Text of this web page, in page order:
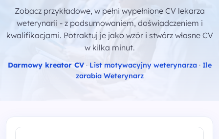
Zobacz przykładowe, w pełni wypełnione CV lekarza
weterynarii - z podsumowaniem, doświadczeniem i
kwalifikacjami. Potraktuj je jako wzór i stwórz własne CV
w kilka minut.
Darmowy kreator CV · List motywacyjny weterynarza · Ile
zarabia Weterynarz